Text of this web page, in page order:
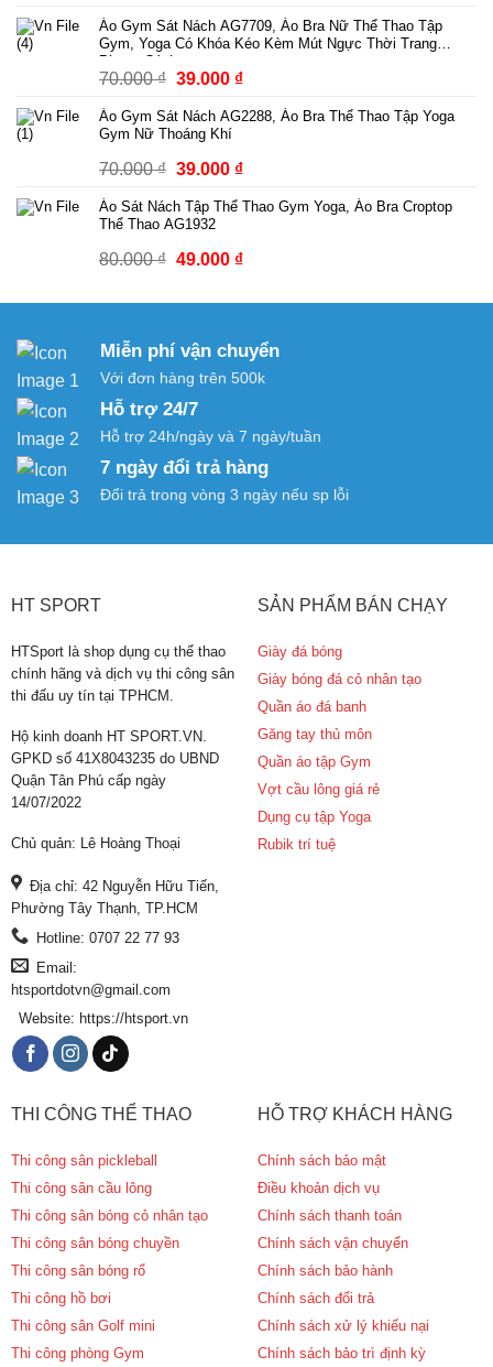
từ
229.000 ₫
Áo Gym Sát Nách AG7709, Áo Bra Nữ Thể Thao Tập
Gym, Yoga Có Khóa Kéo Kèm Mút Ngực Thời Trang
Phong Cách
70.000₫ Giá
là:
70.000 ₫.
39.000 ₫Giá
tại
39.000 ₫.
Áo Gym Sát Nách AG2288, Áo Bra Thể Thao Tập Yoga
Gym Nữ Thoáng Khí
70.000₫ Giá
là:
39.000 ₫Giá
tại
39.000 ₫.
Áo Sát Nách Tập Thể Thao Gym Yoga, Áo Bra Croptop
Thể Thao AG1932
80.000₫ Giá
là:
49.000 ₫Giá
tại
49.000 ₫.
Miễn phí vận chuyển
Với đơn hàng trên 500k
Hỗ trợ 24/7
Hỗ trợ 24h/ngày và 7 ngày/tuần
7 ngày đổi trả hàng
Đổi trả trong vòng 3 ngày nếu sp lỗi
HT SPORT
HTSport là shop dụng cụ thể thao
chính hãng và dịch vụ thi công sân
thi đấu uy tín tại TPHCM.
Hộ kinh doanh HT SPORT.VN.
GPKD số 41X8043235 do UBND
Quận Tân Phú cấp ngày
14/07/2022
Chủ quản: Lê Hoàng Thoại
Địa chỉ: 42 Nguyễn Hữu Tiến,
Phường Tây Thạnh, TP.HCM
Hotline: 0707 22 77 93
Email:
htsportdotvn@gmail.com
Website: https://htsport.vn
SẢN PHẨM BÁN CHẠY
Giày đá bóng
Giày bóng đá cỏ nhân tạo
Quần áo đá banh
Găng tay thủ môn
Quần áo tập Gym
Vợt cầu lông giá rẻ
Dụng cụ tập Yoga
Rubik trí tuệ
THI CÔNG THỂ THAO
Thi công sân pickleball
Thi công sân cầu lông
Thi công sân bóng cỏ nhân tạo
Thi công sân bóng chuyền
Thi công sân bóng rổ
Thi công hồ bơi
Thi công sân Golf mini
Thi công phòng Gym
HỖ TRỢ KHÁCH HÀNG
Chính sách bảo mật
Điều khoản dịch vụ
Chính sách thanh toán
Chính sách vận chuyển
Chính sách bảo hành
Chính sách đổi trả
Chính sách xử lý khiếu nại
Chính sách bảo trì định kỳ